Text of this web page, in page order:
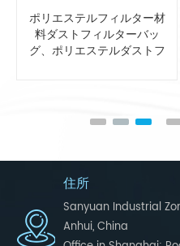
ポリエステルフィルター材
料ダストフィルターバッ
グ、ポリエステルダストフ
住所
Sanyuan Industrial
Anhui, China